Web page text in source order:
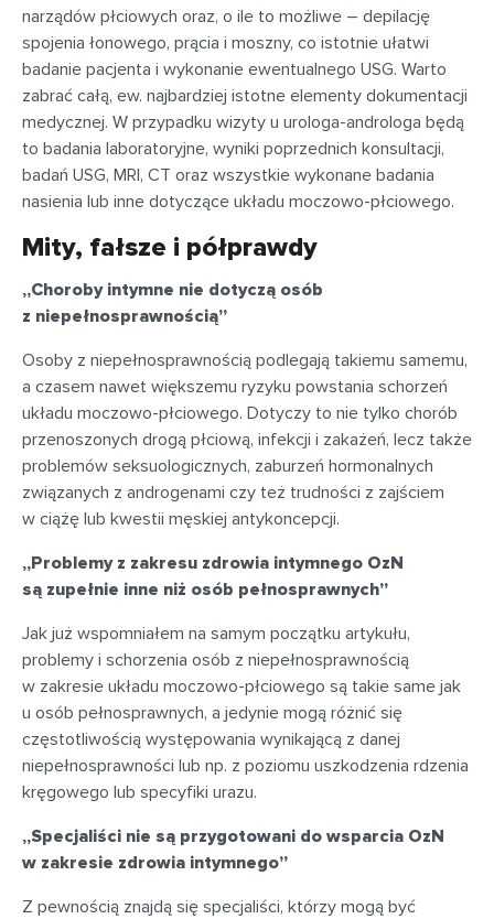
narządów płciowych oraz, o ile to możliwe – depilację
spojenia łonowego, prącia i moszny, co istotnie ułatwi
badanie pacjenta i wykonanie ewentualnego USG. Warto
zabrać całą, ew. najbardziej istotne elementy dokumentacji
medycznej. W przypadku wizyty u urologa-androloga będą
to badania laboratoryjne, wyniki poprzednich konsultacji,
badań USG, MRI, CT oraz wszystkie wykonane badania
nasienia lub inne dotyczące układu moczowo-płciowego.
Mity, fałsze i półprawdy
„Choroby intymne nie dotyczą osób
z niepełnosprawnością”
Osoby z niepełnosprawnością podlegają takiemu samemu,
a czasem nawet większemu ryzyku powstania schorzeń
układu moczowo-płciowego. Dotyczy to nie tylko chorób
przenoszonych drogą płciową, infekcji i zakażeń, lecz także
problemów seksuologicznych, zaburzeń hormonalnych
związanych z androgenami czy też trudności z zajściem
w ciążę lub kwestii męskiej antykoncepcji.
„Problemy z zakresu zdrowia intymnego OzN
są zupełnie inne niż osób pełnosprawnych”
Jak już wspomniałem na samym początku artykułu,
problemy i schorzenia osób z niepełnosprawnością
w zakresie układu moczowo-płciowego są takie same jak
u osób pełnosprawnych, a jedynie mogą różnić się
częstotliwością występowania wynikającą z danej
niepełnosprawności lub np. z poziomu uszkodzenia rdzenia
kręgowego lub specyfiki urazu.
„Specjaliści nie są przygotowani do wsparcia OzN
w zakresie zdrowia intymnego”
Z pewnością znajdą się specjaliści, którzy mogą być